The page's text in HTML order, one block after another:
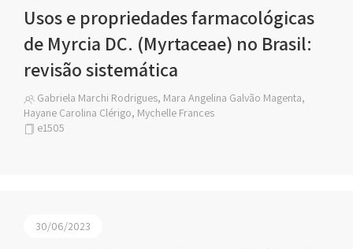
Usos e propriedades farmacológicas
de Myrcia DC. (Myrtaceae) no Brasil:
revisão sistemática
Gabriela Marchi Rodrigues, Mara Angelina Galvão Magenta,
Hayane Carolina Clérigo, Mychelle Frances
e1505
30/06/2023